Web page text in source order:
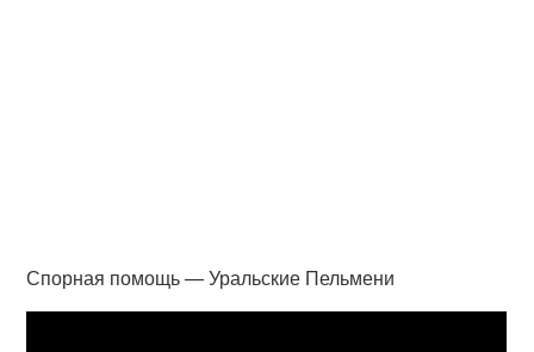
Спорная помощь — Уральские Пельмени